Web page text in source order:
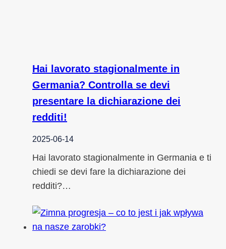
Hai lavorato stagionalmente in
Germania? Controlla se devi
presentare la dichiarazione dei
redditi!
2025-06-14
Hai lavorato stagionalmente in Germania e ti
chiedi se devi fare la dichiarazione dei
redditi?…